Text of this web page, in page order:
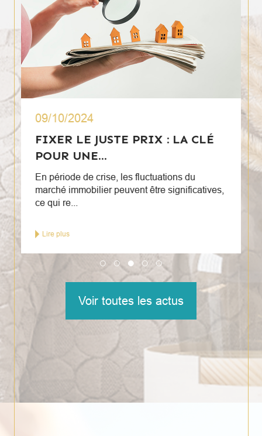
09/10/2024
FIXER LE JUSTE PRIX : LA CLÉ
POUR UNE...
En période de crise, les fluctuations du
marché immobilier peuvent être significatives,
ce qui re...
Lire plus
Voir toutes les actus